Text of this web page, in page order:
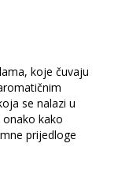
koje čuvaju
se nalazi u
kako
prijedloge